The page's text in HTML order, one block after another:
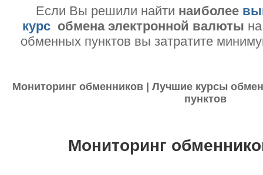
Если Вы решили найти наиболее
курс обмена электронной валюты
обменных пунктов вы затратите
Мониторинг обменников | Лучшие курсы
пунктов
Мониторинг